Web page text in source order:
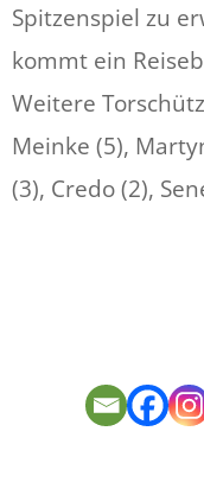
Spitzenspiel zu
kommt ein
Weitere
Meinke (5),
(3), Credo (2),